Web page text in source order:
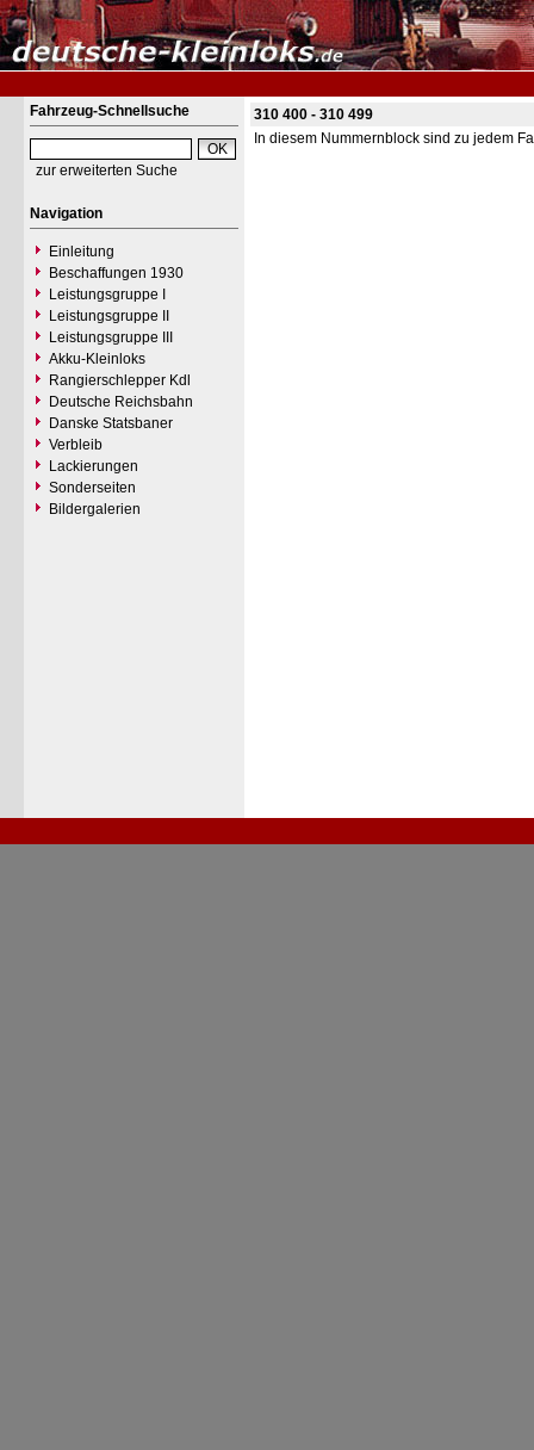
Fahrzeug-Schnellsuche
zur erweiterten Suche
Navigation
Einleitung
Beschaffungen 1930
Leistungsgruppe I
Leistungsgruppe II
Leistungsgruppe III
Akku-Kleinloks
Rangierschlepper Kdl
Deutsche Reichsbahn
Danske Statsbaner
Verbleib
Lackierungen
Sonderseiten
Bildergalerien
310 400 - 310 499
In diesem Nummernblock sind zu jedem